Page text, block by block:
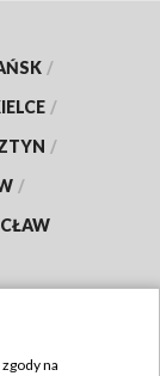
/
/
/
/
na